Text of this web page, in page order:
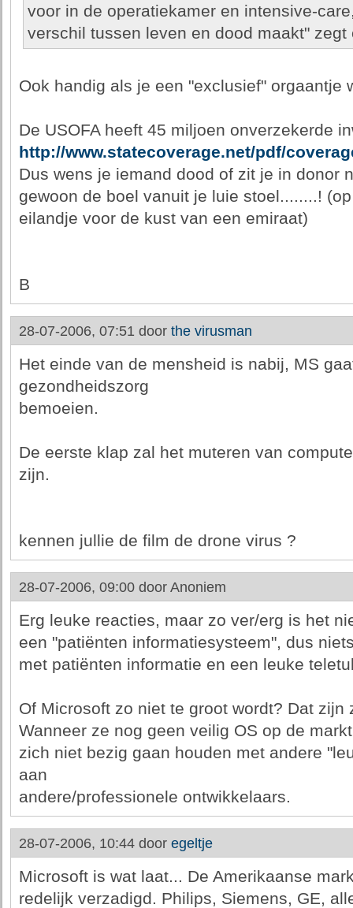
voor in de operatiekamer en intensive-
verschil tussen leven en dood maakt" zegt
Ook handig als je een "exclusief" orgaantje
De USOFA heeft 45 miljoen onverzekerde
http://www.statecoverage.net/pdf/
Dus wens je iemand dood of zit je in donor
gewoon de boel vanuit je luie stoel........!
eilandje voor de kust van een emiraat)
B
28-07-2006, 07:51 door the virusman
Het einde van de mensheid is nabij, MS
gezondheidszorg
bemoeien.
De eerste klap zal het muteren van
zijn.
kennen jullie de film de drone virus ?
28-07-2006, 09:00 door Anoniem
Erg leuke reacties, maar zo ver/erg is het
een "patiënten informatiesysteem", dus
met patiënten informatie en een leuke
Of Microsoft zo niet te groot wordt? Dat zijn
Wanneer ze nog geen veilig OS op de
zich niet bezig gaan houden met andere
aan
andere/professionele ontwikkelaars.
28-07-2006, 10:44 door egeltje
Microsoft is wat laat... De Amerikaanse
redelijk verzadigd. Philips, Siemens, GE,